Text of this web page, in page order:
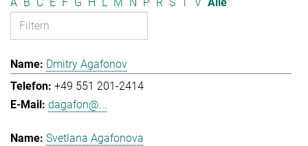
Dmitry Agafonov
+49 551 201-2414
dagafon@...
Svetlana Agafonova